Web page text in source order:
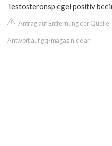
Testosteronspiegel positiv
Antrag auf Entfernung der Quelle
Antwort auf gq-magazin.de an